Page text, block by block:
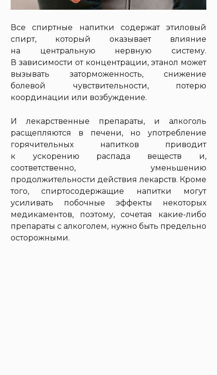
Все спиртные напитки содержат этиловый
спирт, который оказывает влияние
на центральную нервную систему.
В зависимости от концентрации, этанол может
вызывать заторможенность, снижение
болевой чувствительности, потерю
координации или возбуждение.
И лекарственные препараты, и алкоголь
расщепляются в печени, но употребление
горячительных напитков приводит
к ускорению распада веществ и,
соответственно, уменьшению
продолжительности действия лекарств. Кроме
того, спиртосодержащие напитки могут
усиливать побочные эффекты некоторых
медикаментов, поэтому, сочетая какие-либо
препараты с алкоголем, нужно быть предельно
осторожными.